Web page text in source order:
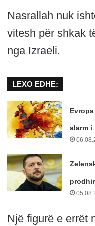
Nasrallah nuk
vitesh për shkak
nga Izraeli.
LEXO EDHE:
alarm i
Një figurë e errët